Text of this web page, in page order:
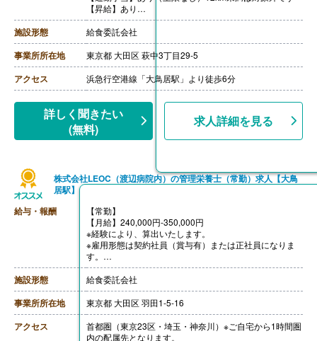
【昇給】あり
【退職金】なし
施設形態 給食委託会社
事業所所在地 東京都 大田区 萩中3丁目29-5
アクセス 浜急行空港線「大鳥居駅」より徒歩6分
詳しく聞きたい
(無料)
求人詳細を見る
株式会社LEOC（渡辺病院内）の管理栄養士（常勤）求人【大鳥
居駅】
給与・報酬
【常勤】
【月給】240,000円-350,000円
※経験により、算出いたします。
※雇用形態は契約社員（賞与有）または正社員になりま
す。
※モデル年収
・管理栄養士・栄養士で未経験の場合
年収3,000,000円-
・調理師病院調理経験3年程度の場合
年収3,500,000円-4,000,000円
ご面接を通して雇用形態を検討します。
【賞与】年2回（1.0-2.0ヶ月分 ※前年度実績、経験によ
施設形態 給食委託会社
事業所所在地 東京都 大田区 羽田1-5-16
アクセス
首都圏（東京23区・埼玉・神奈川）※ご自宅から1時間圏
内の配属先となります。